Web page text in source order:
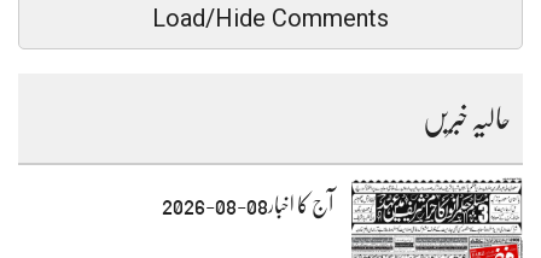
Load/Hide Comments
حالیہ خبریں
آج کا اخبار08-08-2026